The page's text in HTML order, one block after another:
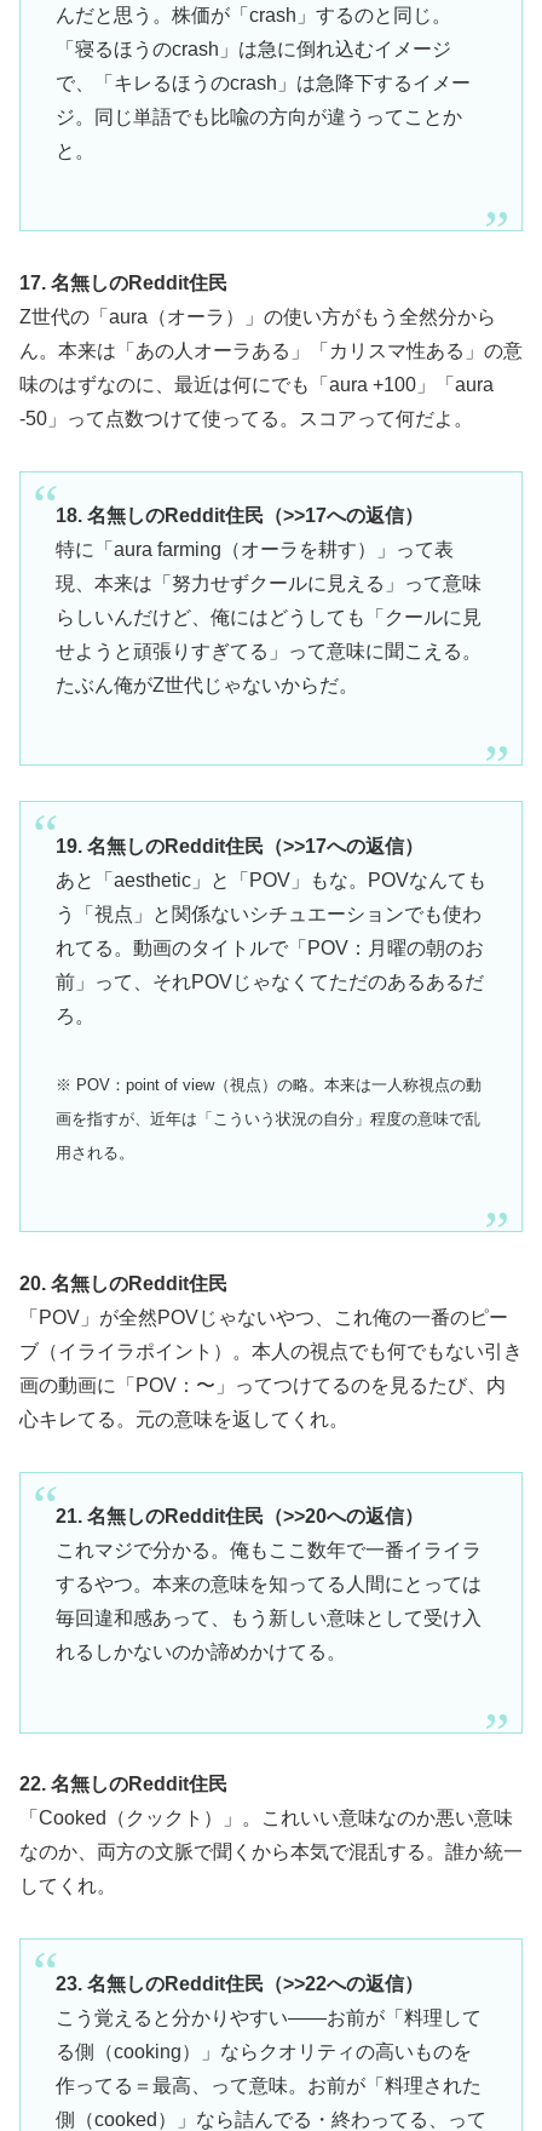
んだと思う。株価が「crash」するのと同じ。
「寝るほうのcrash」は急に倒れ込むイメージ
で、「キレるほうのcrash」は急降下するイメー
ジ。同じ単語でも比喩の方向が違うってことか
と。
17. 名無しのReddit住民
Z世代の「aura（オーラ）」の使い方がもう全然分から
ん。本来は「あの人オーラある」「カリスマ性ある」の意
味のはずなのに、最近は何にでも「aura +100」「aura
-50」って点数つけて使ってる。スコアって何だよ。
18. 名無しのReddit住民（>>17への返信）
特に「aura farming（オーラを耕す）」って表
現、本来は「努力せずクールに見える」って意味
らしいんだけど、俺にはどうしても「クールに見
せようと頑張りすぎてる」って意味に聞こえる。
たぶん俺がZ世代じゃないからだ。
19. 名無しのReddit住民（>>17への返信）
あと「aesthetic」と「POV」もな。POVなんても
う「視点」と関係ないシチュエーションでも使わ
れてる。動画のタイトルで「POV：月曜の朝のお
前」って、それPOVじゃなくてただのあるあるだ
ろ。
※ POV：point of view（視点）の略。本来は一人称視点の動
画を指すが、近年は「こういう状況の自分」程度の意味で乱
用される。
20. 名無しのReddit住民
「POV」が全然POVじゃないやつ、これ俺の一番のピー
ブ（イライラポイント）。本人の視点でも何でもない引き
画の動画に「POV：〜」ってつけてるのを見るたび、内
心キレてる。元の意味を返してくれ。
21. 名無しのReddit住民（>>20への返信）
これマジで分かる。俺もここ数年で一番イライラ
するやつ。本来の意味を知ってる人間にとっては
毎回違和感あって、もう新しい意味として受け入
れるしかないのか諦めかけてる。
22. 名無しのReddit住民
「Cooked（クックト）」。これいい意味なのか悪い意味
なのか、両方の文脈で聞くから本気で混乱する。誰か統一
してくれ。
23. 名無しのReddit住民（>>22への返信）
こう覚えると分かりやすい——お前が「料理して
る側（cooking）」ならクオリティの高いものを
作ってる＝最高、って意味。お前が「料理された
側（cooked）」なら詰んでる・終わってる、って